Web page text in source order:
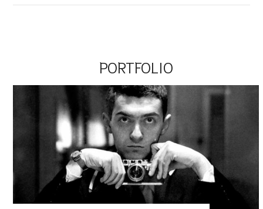
PORTFOLIO